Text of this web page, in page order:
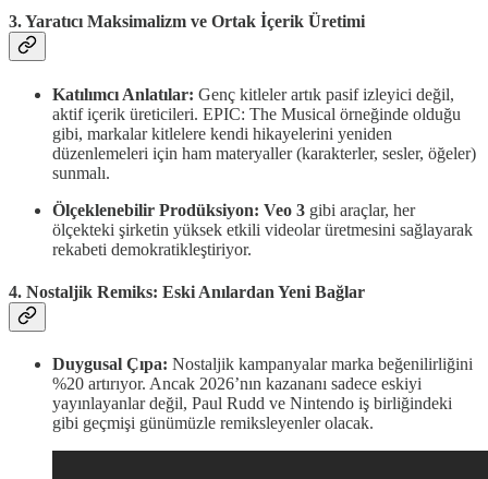
3. Yaratıcı Maksimalizm ve Ortak İçerik Üretimi
Katılımcı Anlatılar: Genç kitleler artık pasif izleyici değil,
aktif içerik üreticileri. EPIC: The Musical örneğinde olduğu
gibi, markalar kitlelere kendi hikayelerini yeniden
düzenlemeleri için ham materyaller (karakterler, sesler, öğeler)
sunmalı.
Ölçeklenebilir Prodüksiyon: Veo 3 gibi araçlar, her
ölçekteki şirketin yüksek etkili videolar üretmesini sağlayarak
rekabeti demokratikleştiriyor.
4. Nostaljik Remiks: Eski Anılardan Yeni Bağlar
Duygusal Çıpa: Nostaljik kampanyalar marka beğenilirliğini
%20 artırıyor. Ancak 2026’nın kazananı sadece eskiyi
yayınlayanlar değil, Paul Rudd ve Nintendo iş birliğindeki
gibi geçmişi günümüzle remiksleyenler olacak.